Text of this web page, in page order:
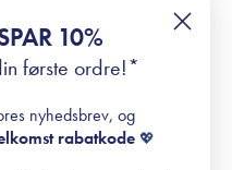
10%
første ordre!*
nyhedsbrev, og
rabatkode 💖